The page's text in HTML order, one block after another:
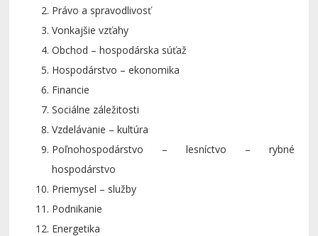
Právo a spravodlivosť
Vonkajšie vzťahy
Obchod – hospodárska súťaž
Hospodárstvo – ekonomika
Financie
Sociálne záležitosti
Vzdelávanie – kultúra
Poľnohospodárstvo – lesníctvo – rybné
hospodárstvo
Priemysel – služby
Podnikanie
Energetika